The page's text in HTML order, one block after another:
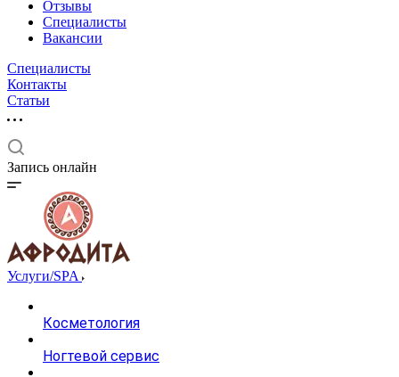
Отзывы
Специалисты
Вакансии
Специалисты
Контакты
Статьи
Запись онлайн
Услуги/SPA
Косметология
Ногтевой сервис